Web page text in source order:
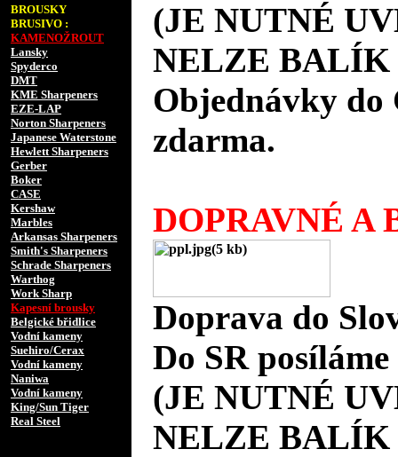
BROUSKY
BRUSIVO :
KAMENOŽROUT
Lansky
Spyderco
DMT
KME Sharpeners
EZE-LAP
Norton Sharpeners
Japanese Waterstone
Hewlett Sharpeners
Gerber
Boker
CASE
Kershaw
Marbles
Arkansas Sharpeners
Smith's Sharpeners
Schrade Sharpeners
Warthog
Work Sharp
Kapesní brousky
Belgické břidlice
Vodní kameny
Suehiro/Cerax
Vodní kameny
Naniwa
Vodní kameny
King/Sun Tiger
Real Steel
(JE NUTNÉ
NELZE BALÍK
Objednávky do
zdarma.
DOPRAVNÉ A
Doprava do
Do SR
(JE NUTNÉ
NELZE BALÍK